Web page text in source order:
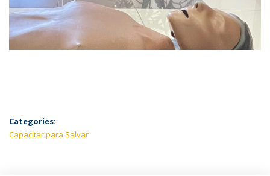
Categories:
Capacitar para Salvar